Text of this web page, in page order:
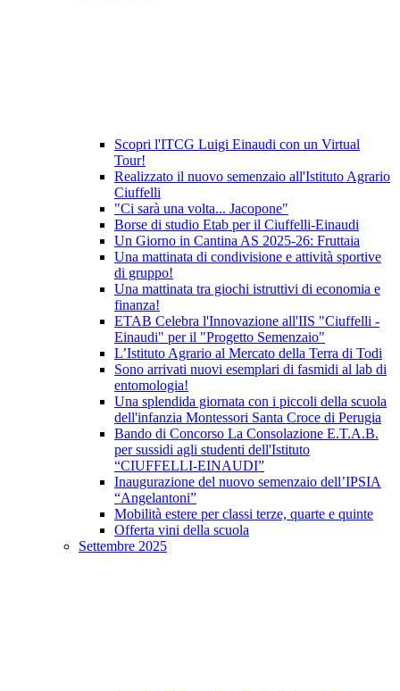
Scopri l'ITCG Luigi Einaudi con un Virtual
Tour!
Realizzato il nuovo semenzaio all'Istituto Agrario
Ciuffelli
"Ci sarà una volta... Jacopone"
Borse di studio Etab per il Ciuffelli-Einaudi
Un Giorno in Cantina AS 2025-26: Fruttaia
Una mattinata di condivisione e attività sportive
di gruppo!
Una mattinata tra giochi istruttivi di economia e
finanza!
ETAB Celebra l'Innovazione all'IIS "Ciuffelli -
Einaudi" per il "Progetto Semenzaio"
L’Istituto Agrario al Mercato della Terra di Todi
Sono arrivati nuovi esemplari di fasmidi al lab di
entomologia!
Una splendida giornata con i piccoli della scuola
dell'infanzia Montessori Santa Croce di Perugia
Bando di Concorso La Consolazione E.T.A.B.
per sussidi agli studenti dell'Istituto
“CIUFFELLI-EINAUDI”
Inaugurazione del nuovo semenzaio dell’IPSIA
“Angelantoni”
Mobilità estere per classi terze, quarte e quinte
Offerta vini della scuola
Settembre 2025